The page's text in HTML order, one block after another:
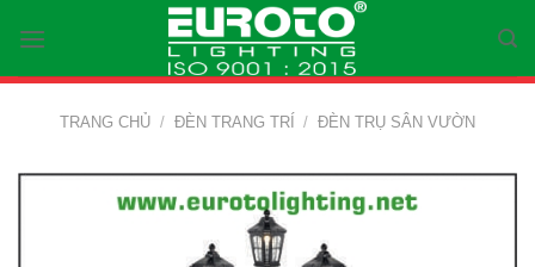
content
TRANG CHỦ / ĐÈN TRANG TRÍ / ĐÈN TRỤ SÂN VƯỜN